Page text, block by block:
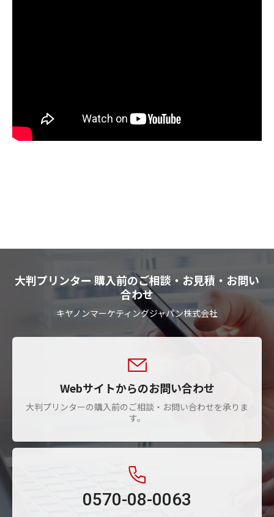
大判プリンター 購入前のご相談・お見積・お問い
合わせ
キヤノンマーケティングジャパン株式会社
Webサイトからのお問い合わせ
大判プリンターの購入前のご相談・お問い合わせを承りま
す。
0570-08-0063